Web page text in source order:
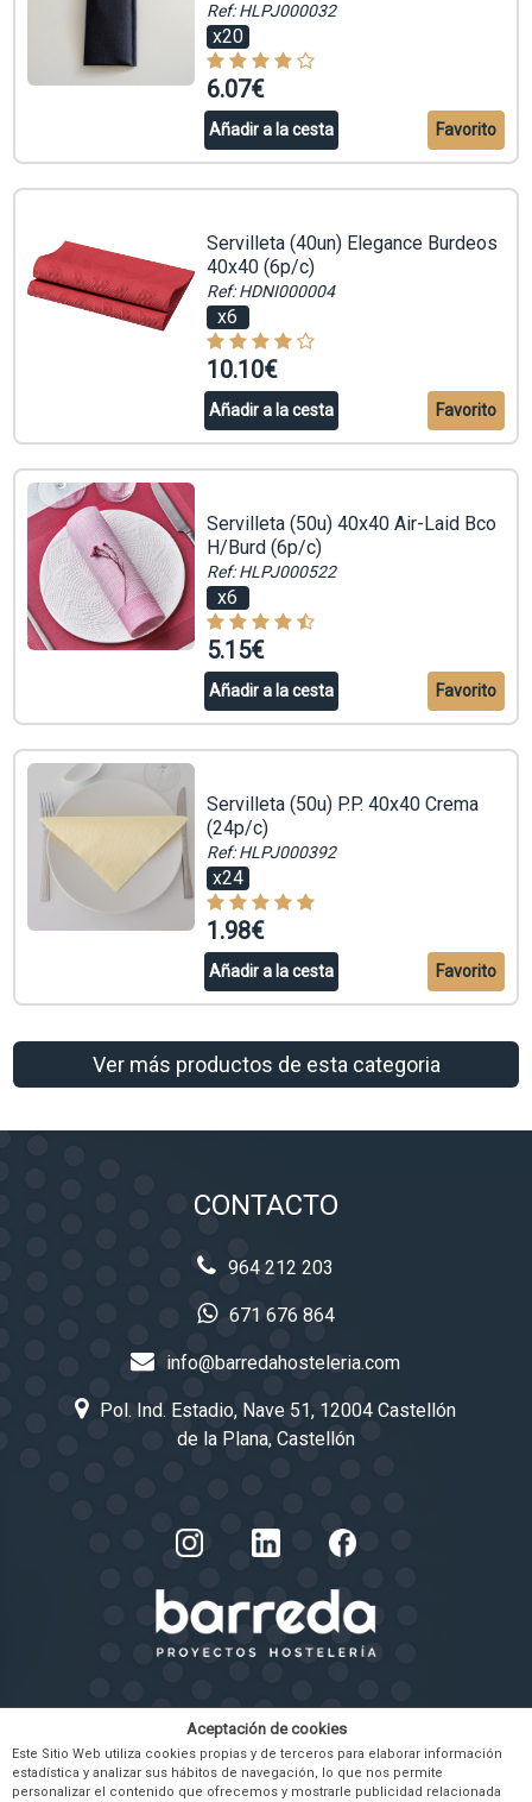
Ref: HLPJ000032
x20
6.07€
Añadir a la cesta Favorito
Servilleta (40un) Elegance Burdeos
40x40 (6p/c)
Ref: HDNI000004
x6
10.10€
Añadir a la cesta Favorito
Servilleta (50u) 40x40 Air-Laid Bco
H/Burd (6p/c)
Ref: HLPJ000522
x6
5.15€
Añadir a la cesta Favorito
Servilleta (50u) P.P. 40x40 Crema
(24p/c)
Ref: HLPJ000392
x24
1.98€
Añadir a la cesta Favorito
Ver más productos de esta categoria
CONTACTO
964 212 203
671 676 864
info@barredahosteleria.com
Pol. Ind. Estadio, Nave 51, 12004 Castellón
de la Plana, Castellón
POLÍTICAS
Aceptación de cookies
Este Sitio Web utiliza cookies propias y de terceros para elaborar información
estadística y analizar sus hábitos de navegación, lo que nos permite
personalizar el contenido que ofrecemos y mostrarle publicidad relacionada